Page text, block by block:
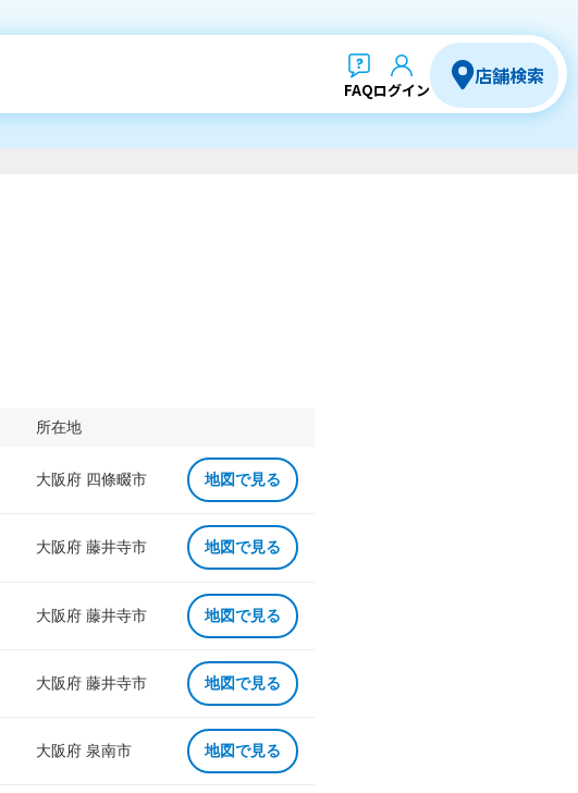
FAQログイン
店舗検索
所在地
大阪府 四條畷市 地図で見る
大阪府 藤井寺市 地図で見る
大阪府 藤井寺市 地図で見る
大阪府 藤井寺市 地図で見る
大阪府 泉南市 地図で見る